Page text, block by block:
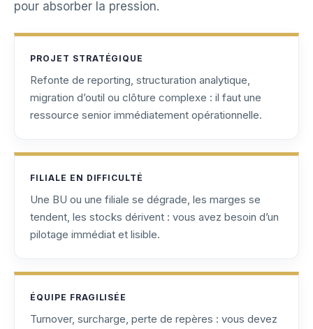
pour absorber la pression.
PROJET STRATÉGIQUE
Refonte de reporting, structuration analytique,
migration d’outil ou clôture complexe : il faut une
ressource senior immédiatement opérationnelle.
FILIALE EN DIFFICULTÉ
Une BU ou une filiale se dégrade, les marges se
tendent, les stocks dérivent : vous avez besoin d’un
pilotage immédiat et lisible.
ÉQUIPE FRAGILISÉE
Turnover, surcharge, perte de repères : vous devez